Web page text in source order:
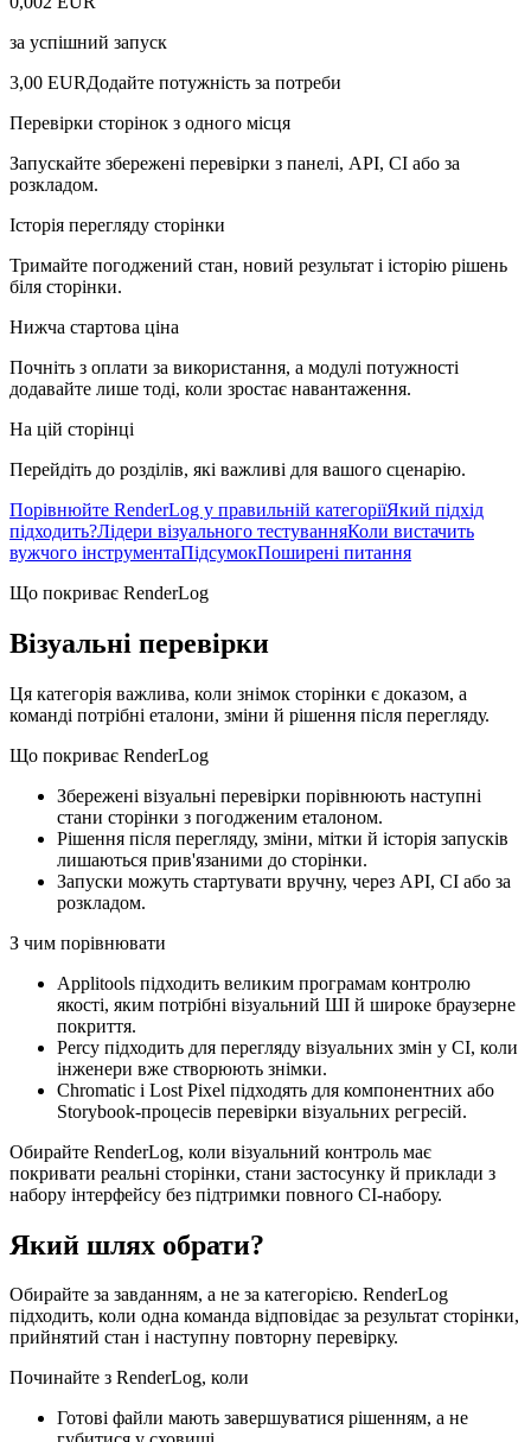
за успішний запуск
3,00 EURДодайте потужність за потреби
Перевірки сторінок з одного місця
Запускайте збережені перевірки з панелі, API, CI або за
розкладом.
Історія перегляду сторінки
Тримайте погоджений стан, новий результат і історію рішень
біля сторінки.
Нижча стартова ціна
Почніть з оплати за використання, а модулі потужності
додавайте лише тоді, коли зростає навантаження.
На цій сторінці
Перейдіть до розділів, які важливі для вашого сценарію.
Порівнюйте RenderLog у правильній категоріїЯкий підхід
підходить?Лідери візуального тестуванняКоли вистачить
вужчого інструментаПідсумокПоширені питання
Що покриває RenderLog
Візуальні перевірки
Ця категорія важлива, коли знімок сторінки є доказом, а
команді потрібні еталони, зміни й рішення після перегляду.
Що покриває RenderLog
Збережені візуальні перевірки порівнюють наступні
стани сторінки з погодженим еталоном.
Рішення після перегляду, зміни, мітки й історія запусків
лишаються прив'язаними до сторінки.
Запуски можуть стартувати вручну, через API, CI або за
розкладом.
З чим порівнювати
Applitools підходить великим програмам контролю
якості, яким потрібні візуальний ШІ й широке браузерне
покриття.
Percy підходить для перегляду візуальних змін у CI, коли
інженери вже створюють знімки.
Chromatic і Lost Pixel підходять для компонентних або
Storybook-процесів перевірки візуальних регресій.
Обирайте RenderLog, коли візуальний контроль має
покривати реальні сторінки, стани застосунку й приклади з
набору інтерфейсу без підтримки повного CI-набору.
Який шлях обрати?
Обирайте за завданням, а не за категорією. RenderLog
підходить, коли одна команда відповідає за результат сторінки,
прийнятий стан і наступну повторну перевірку.
Починайте з RenderLog, коли
Готові файли мають завершуватися рішенням, а не